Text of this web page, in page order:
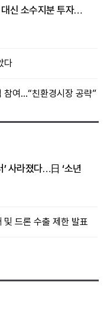
신 소수지분 투자…
다
참여…“친환경시장 공략”
’ 사라졌다…日 ‘소년
드론 수출 제한 발표